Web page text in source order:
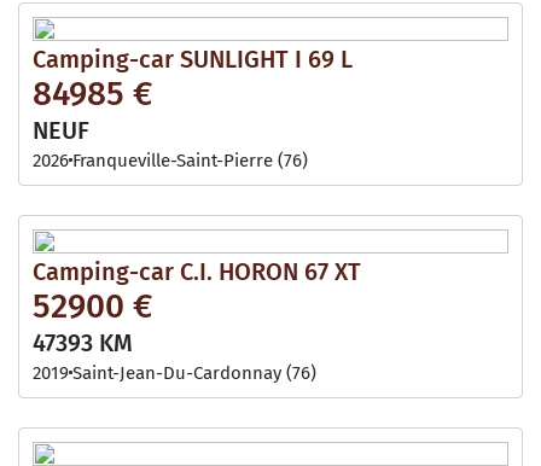
Camping-car SUNLIGHT I 69 L
84985 €
NEUF
2026 Franqueville-Saint-Pierre (76)
Camping-car C.I. HORON 67 XT
52900 €
47393 KM
2019 Saint-Jean-Du-Cardonnay (76)